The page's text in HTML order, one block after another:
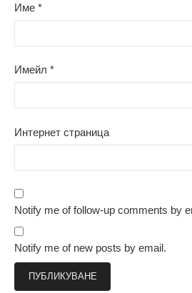
Име *
Имейл *
Интернет страница
Notify me of follow-up comments by
Notify me of new posts by email.